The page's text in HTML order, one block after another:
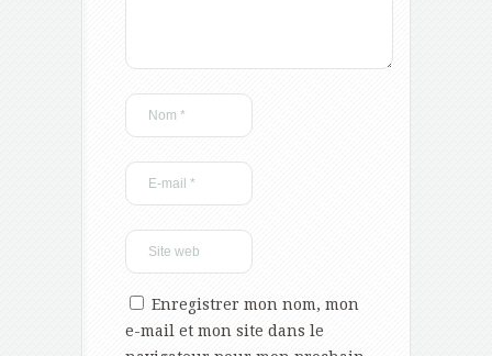
Enregistrer mon nom, mon
e-mail et mon site dans le